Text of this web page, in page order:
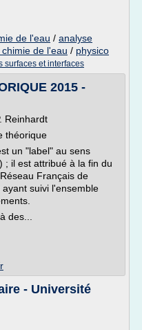
de l'eau / analyse
chimie de l'eau / physico
surfaces et interfaces
2015 -
Reinhardt
théorique
un "label" au sens
; il est attribué à la fin du
Français de
suivi l'ensemble
des...
- Université